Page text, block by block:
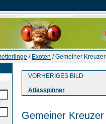
/ Exoten / Gemeiner Kreuzer
VORHERIGES BILD
Atlasspinner
Gemeiner Kreuzer